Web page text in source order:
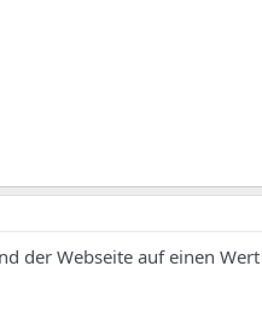
der Webseite auf einen